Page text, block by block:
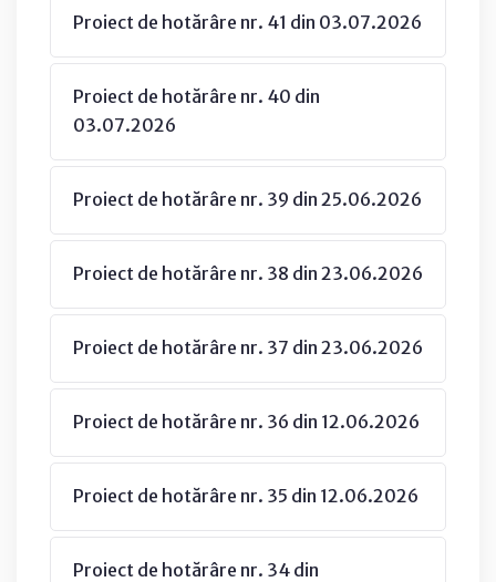
Proiect de hotărâre nr. 41 din 03.07.2026
Proiect de hotărâre nr. 40 din
03.07.2026
Proiect de hotărâre nr. 39 din 25.06.2026
Proiect de hotărâre nr. 38 din 23.06.2026
Proiect de hotărâre nr. 37 din 23.06.2026
Proiect de hotărâre nr. 36 din 12.06.2026
Proiect de hotărâre nr. 35 din 12.06.2026
Proiect de hotărâre nr. 34 din